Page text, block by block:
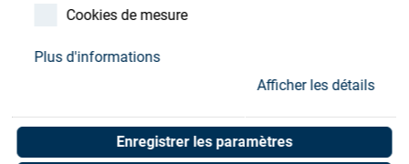
Cookies de mesure
Plus d'informations
Afficher les détails
Enregistrer les paramètres
Art. No. 50000480
Shop now